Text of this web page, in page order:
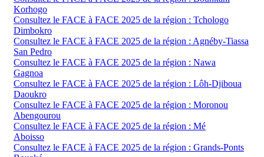
Korhogo
Consultez le FACE à FACE 2025 de la région : Tchologo
Dimbokro
Consultez le FACE à FACE 2025 de la région : Agnéby-Tiassa
San Pedro
Consultez le FACE à FACE 2025 de la région : Nawa
Gagnoa
Consultez le FACE à FACE 2025 de la région : Lôh-Djiboua
Daoukro
Consultez le FACE à FACE 2025 de la région : Moronou
Abengourou
Consultez le FACE à FACE 2025 de la région : Mé
Aboisso
Consultez le FACE à FACE 2025 de la région : Grands-Ponts